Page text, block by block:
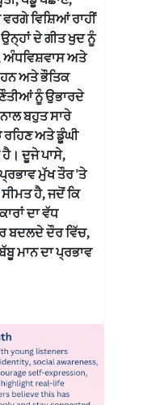
ਵਿਸ਼ਿਆਂ ਰਾਹੀਂ
ਦੇ ਗੀਤ ਖੁਦ ਨੂੰ
ਅਤੇ
ਅਤੇ ਭੌਤਿਕ
ਨੂੰ ਉਭਾਰਦੇ
ਬਹੁਤ ਸਾਰੇ
ਰਹਿਣ ਅਤੇ ਡੂੰਘੀ
ਹੈ। ਦੂਜੇ ਪਾਸੇ,
ਮੁੱਖ ਤੌਰ 'ਤੇ
ਹੈ, ਜਦੋਂ ਕਿ
ਦਾ ਵੱਧ
ਬਦਲਦੇ ਦੌਰ ਵਿੱਚ,
ਮਾਨ ਦਾ ਪ੍ਰਭਾਵ